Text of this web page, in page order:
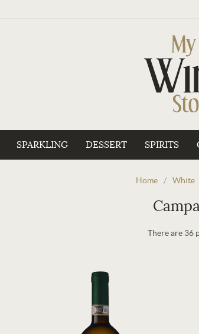
SPARKLING DESSERT SPIRITS
Home / White
There are 36